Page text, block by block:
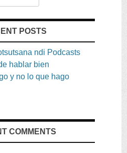
POSTS
ndi Podcasts
hablar bien
y no lo que hago
COMMENTS